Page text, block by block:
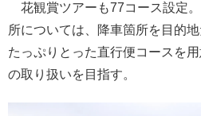
花観賞ツアーも77コース設定
所については、降車箇所を目的
たっぷりとった直行便コースを
の取り扱いを目指す。